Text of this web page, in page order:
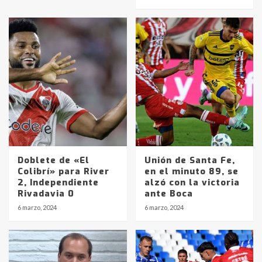
Doblete de «El
Colibrí» para River
2, Independiente
Rivadavia 0
6 marzo, 2024
Unión de Santa Fe,
en el minuto 89, se
alzó con la victoria
ante Boca
6 marzo, 2024
3
pampeanos que fueron
en la mañana del lunes